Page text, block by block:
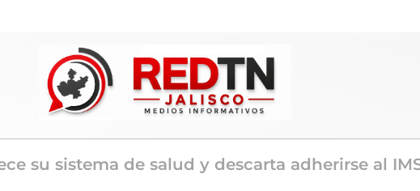
su sistema de salud y descarta adherirse al